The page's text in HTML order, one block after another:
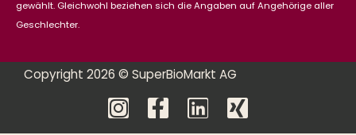
gewählt. Gleichwohl beziehen sich die Angaben auf Angehörige aller
Geschlechter.
Copyright 2026 © SuperBioMarkt AG